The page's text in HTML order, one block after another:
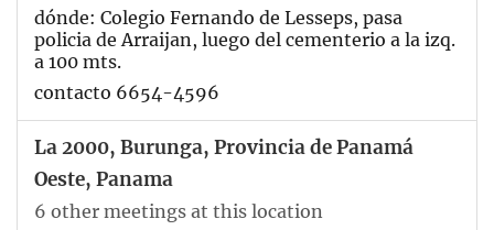
dónde: Colegio Fernando de Lesseps, pasa
policia de Arraijan, luego del cementerio a la izq.
a 100 mts.
contacto 6654-4596
La 2000, Burunga, Provincia de Panamá
Oeste, Panama
6 other meetings at this location